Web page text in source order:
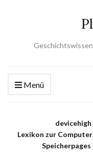
Menü
devicehigh
Lexikon zur
Speicherpages